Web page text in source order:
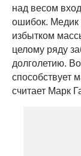
над весом
ошибок. Медик
избытком
целому ряду
долголетию.
способствует
считает Марк